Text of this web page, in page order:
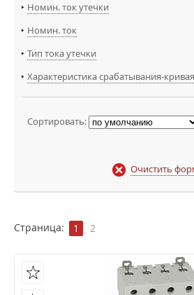
Номин. ток утечки
Номин. ток
Тип тока утечки
Характеристика срабатывания-
Сортировать:
Очистить
Страница: 1 2